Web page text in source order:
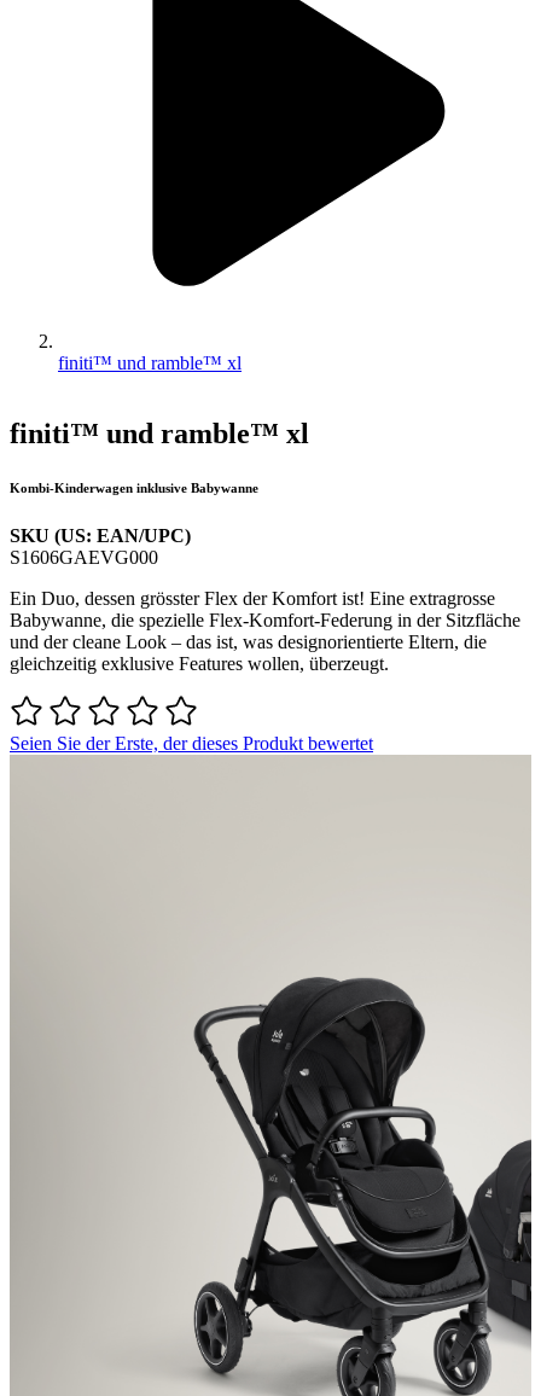
finiti™ und ramble™ xl
finiti™ und ramble™ xl
Kombi-Kinderwagen inklusive Babywanne
SKU (US: EAN/UPC)
S1606GAEVG000
Ein Duo, dessen grösster Flex der Komfort ist! Eine extragrosse
Babywanne, die spezielle Flex-Komfort-Federung in der Sitzfläche
und der cleane Look – das ist, was designorientierte Eltern, die
gleichzeitig exklusive Features wollen, überzeugt.
Seien Sie der Erste, der dieses Produkt bewertet